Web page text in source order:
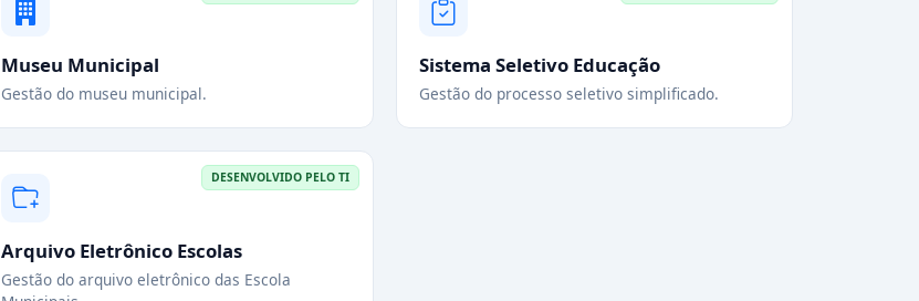
Museu Municipal
Gestão do museu municipal.
Sistema Seletivo Educação
Gestão do processo seletivo simplificado.
DESENVOLVIDO PELO TI
Arquivo Eletrônico Escolas
Gestão do arquivo eletrônico das Escola